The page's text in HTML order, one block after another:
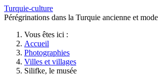
Turquie-culture
Pérégrinations dans la Turquie ancienne et
Vous êtes ici :
Accueil
Photographies
Villes et villages
Silifke, le musée